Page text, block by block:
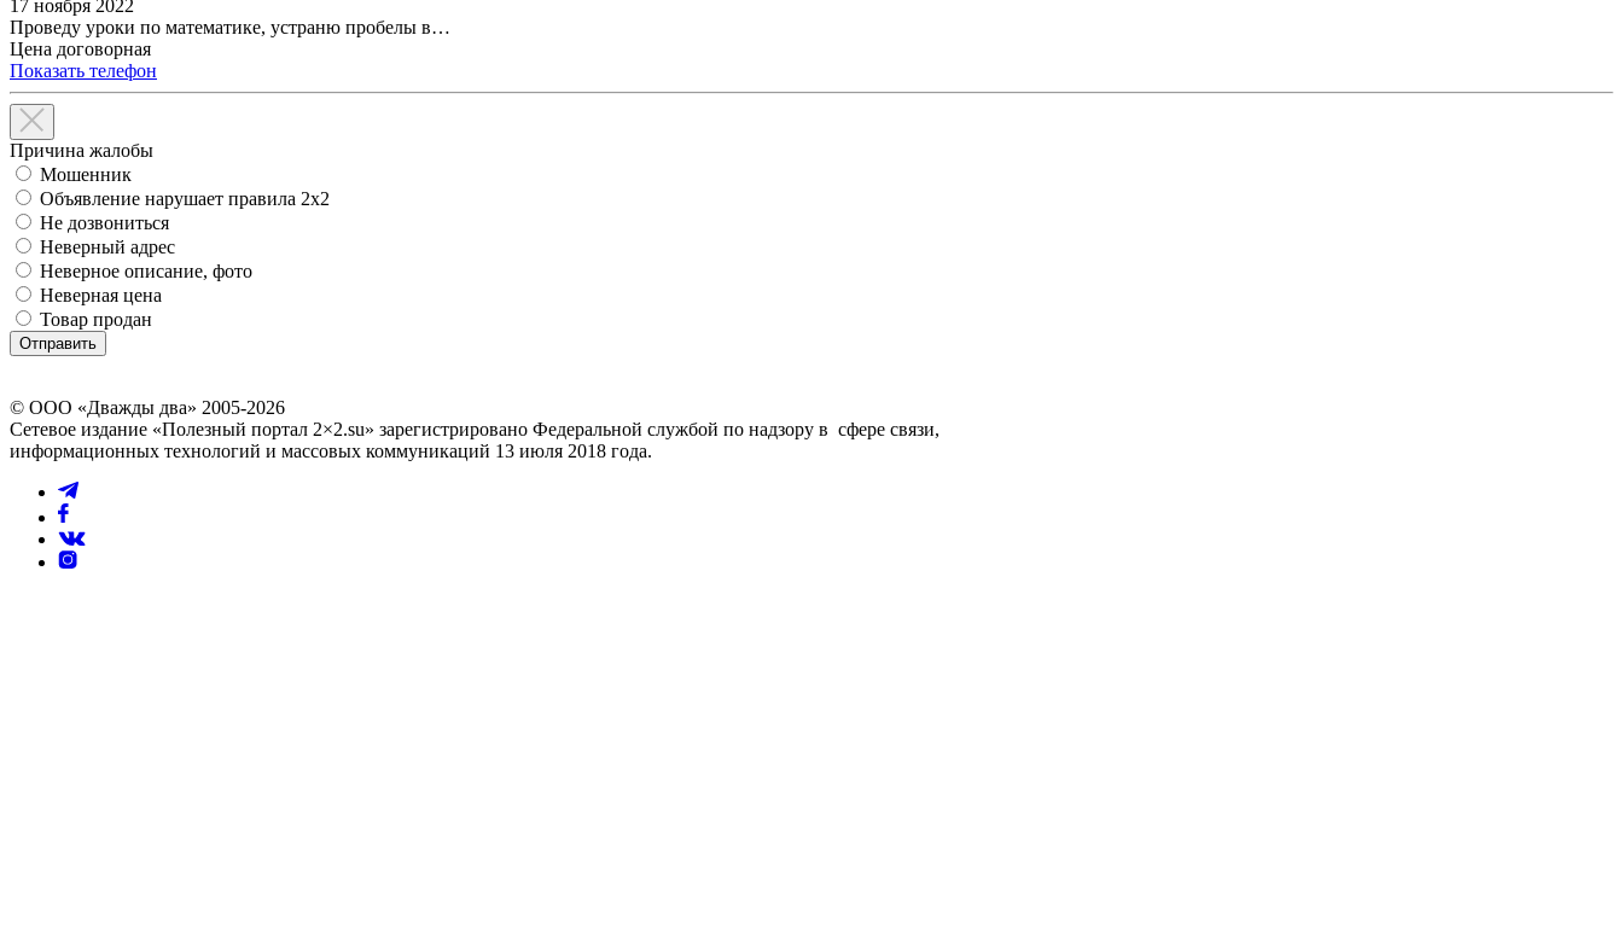
17 ноября 2022
Проведу уроки по математике, устраню пробелы в…
Цена договорная
Показать телефон
Причина жалобы
Мошенник
Объявление нарушает правила 2x2
Не дозвониться
Неверный адрес
Неверное описание, фото
Неверная цена
Товар продан
© ООО «Дважды два» 2005-2026
Сетевое издание «Полезный портал 2×2.su» зарегистрировано Федеральной службой по надзору в сфере связи,
информационных технологий и массовых коммуникаций 13 июля 2018 года.